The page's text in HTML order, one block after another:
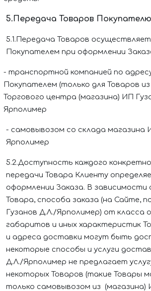
5.Передача Товаров Покупателю
5.1. Передача Товаров
Покупателем при оформлении
- транспортной компанией по
Покупателем (только для Товаров
Торгового центра (магазина) ИП
Ярполимер
- самовывозом со склада магазина
Ярполимер
5.2.Доступность каждого
передачи Товара Клиенту
оформлении Заказа. В зависимости
Товара, способа заказа (на Сайте,
Гузанов Д.Л./Ярполимер) от класса
габаритов и иных характеристик
и адреса доставки могут быть
некоторые способы и услуги
Д.Л./Ярполимер не предлагает
некоторых Товаров (такие Товары
только самовывозом из (магазина)